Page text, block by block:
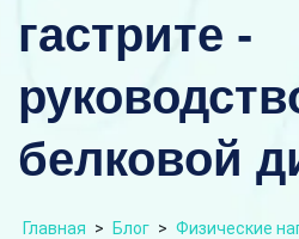
гастрите -
белковой
Главная > Блог > Физические